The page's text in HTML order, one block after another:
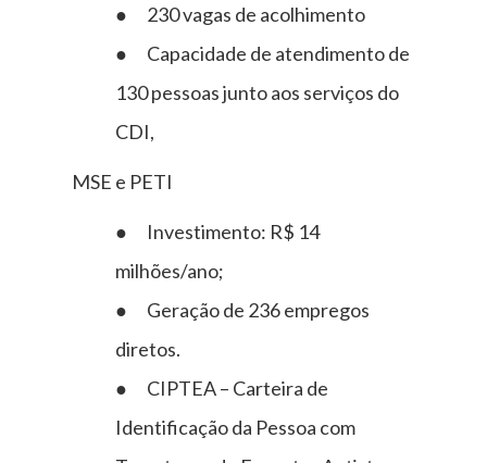
● 230 vagas de acolhimento
● Capacidade de atendimento de
130 pessoas junto aos serviços do
CDI,
MSE e PETI
● Investimento: R$ 14
milhões/ano;
● Geração de 236 empregos
diretos.
● CIPTEA – Carteira de
Identificação da Pessoa com